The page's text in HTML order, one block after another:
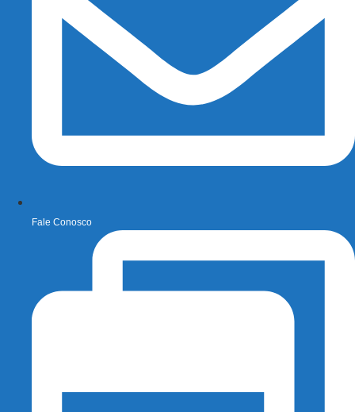
Fale Conosco